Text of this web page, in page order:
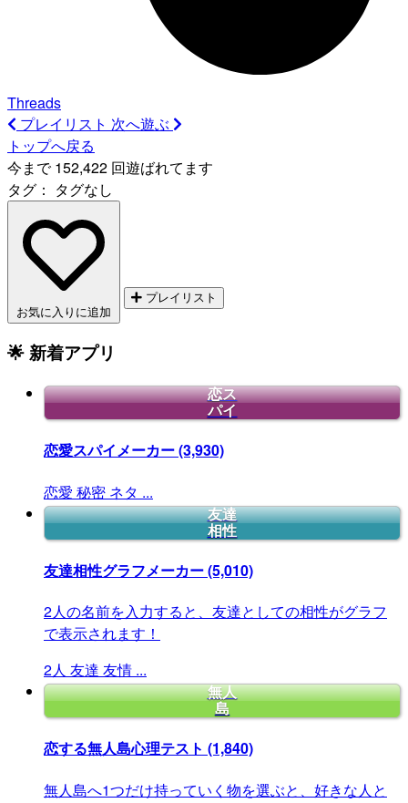
Threads
プレイリスト 次へ遊ぶ
トップへ戻る
今まで 152,422 回遊ばれてます
タグ： タグなし
お気に入りに追加
プレイリスト
🌟 新着アプリ
恋ス
パイ
恋愛スパイメーカー(3,930)
恋愛 秘密 ネタ ...
友達
相性
友達相性グラフメーカー(5,010)
2人の名前を入力すると、友達としての相性がグラフ
で表示されます！
2人 友達 友情 ...
無人
島
恋する無人島心理テスト (1,840)
無人島へ1つだけ持っていく物を選ぶと、好きな人と